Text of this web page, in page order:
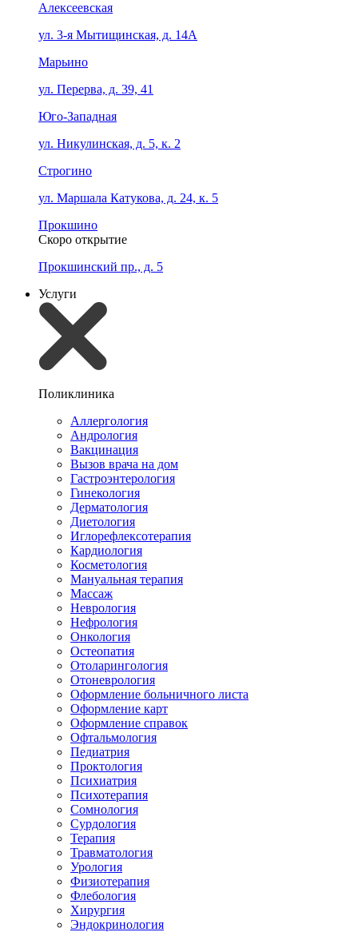
Алексеевская
ул. 3-я Мытищинская, д. 14А
Марьино
ул. Перерва, д. 39, 41
Юго-Западная
ул. Никулинская, д. 5, к. 2
Строгино
ул. Маршала Катукова, д. 24, к. 5
Прокшино
Скоро открытие
Прокшинский пр., д. 5
Услуги
Поликлиника
Аллергология
Андрология
Вакцинация
Вызов врача на дом
Гастроэнтерология
Гинекология
Дерматология
Диетология
Иглорефлексотерапия
Кардиология
Косметология
Мануальная терапия
Массаж
Неврология
Нефрология
Онкология
Остеопатия
Отоларингология
Отоневрология
Оформление больничного листа
Оформление карт
Оформление справок
Офтальмология
Педиатрия
Проктология
Психиатрия
Психотерапия
Сомнология
Сурдология
Терапия
Травматология
Урология
Физиотерапия
Флебология
Хирургия
Эндокринология